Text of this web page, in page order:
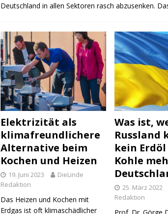
Deutschland in allen Sektoren rasch abzusenken.
Elektrizität als
klimafreundlichere
Alternative beim
Kochen und Heizen
19. Juni 2023
DieLinde
Redaktion
Das Heizen und Kochen mit
Erdgas ist oft klimaschädlicher
Was ist,
Russland
kein
Kohle
25. März 2022
Redaktion